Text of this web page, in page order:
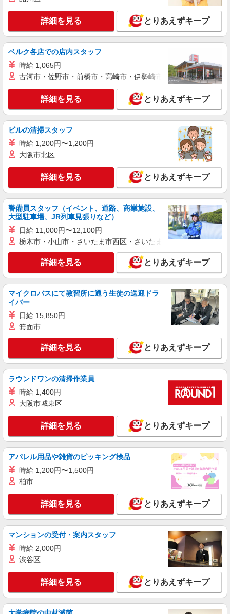
アパレル販売スタッフ
正社員：月給255,000円〜
大阪府枚方市楠葉花園町15-1 くずはモー
キープ 詳細を見る
パート
ミノル くずは時計宝石修理研究所
接客・販売・修理
パート：時給1,200円〜1,500円
大阪府枚方市楠葉花園町15-1 くずはモー
ル 本館ミドリノモール1F
キープ 詳細を見る
アルバイト パート
スーツセレクト
スーツの販売スタッフ
大阪府枚方市楠葉花園町15-1 くずはモー
ル 本館ハナノモール3F
キープ 詳細を見る
アルバイト パート
チャオパニック ティピー
販売スタッフ
アルバイト・パート：時給1,180円〜1,200円
フルタイム／時給1,200円 学生・短時間／時給
1,180円大阪府枚方市楠葉花園町15-1 くずはモー
ル 本館ミドリノモール2F
キープ 詳細を見る
しーはいず
婦人服の販売スタッフ
パート：時給1,117円〜
大阪府枚方市楠葉花園町15-1 くずはモー
キープ 詳細を見る
パート 契約社員
京阪百貨店（おお又）
着物・和装小物の販売スタッフ
パート・契約社員：時給1,400円〜1,500円 ※
経験・能力により優遇します。
大阪府枚方市楠葉花園町15-1 くずはモー
ル 本館ミドリノモール2F
詳細を見る とりあえずキープ
ベルク各店での店内スタッフ
時給 1,065円
古河市・佐野市・前橋市・高崎市・伊勢崎市・太田市・館林市
詳細を見る とりあえずキープ
ビルの清掃スタッフ
時給 1,200円〜1,200円
大阪市北区
詳細を見る とりあえずキープ
警備員スタッフ（イベント、道路、商業施設、
大型駐車場、JR列車見張りなど）
日給 11,000円〜12,100円
栃木市・小山市・さいたま市西区・さいたま市岩槻区・久喜市・
詳細を見る とりあえずキープ
マイクロバスにて教習所に通う生徒の送迎ドラ
イバー
日給 15,850円
箕面市
詳細を見る とりあえずキープ
ラウンドワンの清掃作業員
時給 1,400円
大阪市城東区
詳細を見る とりあえずキープ
アパレル用品や雑貨のピッキング検品
時給 1,200円〜1,500円
柏市
詳細を見る とりあえずキープ
マンションの受付・案内スタッフ
時給 2,000円
渋谷区
詳細を見る とりあえずキープ